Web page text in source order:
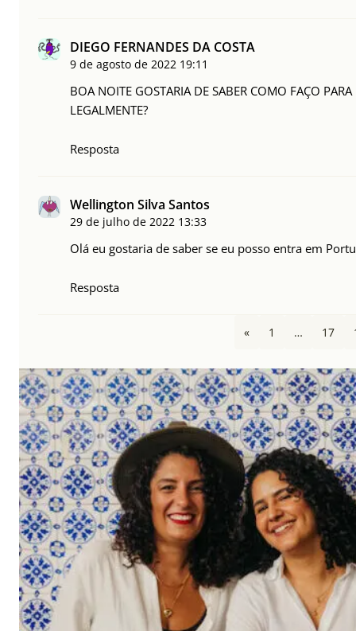
DIEGO FERNANDES DA COSTA
9 de agosto de 2022 19:11
BOA NOITE GOSTARIA DE SABER COMO FAÇO
LEGALMENTE?
Resposta
Wellington Silva Santos
29 de julho de 2022 13:33
Olá eu gostaria de saber se eu posso entra em
Resposta
« 1 … 17